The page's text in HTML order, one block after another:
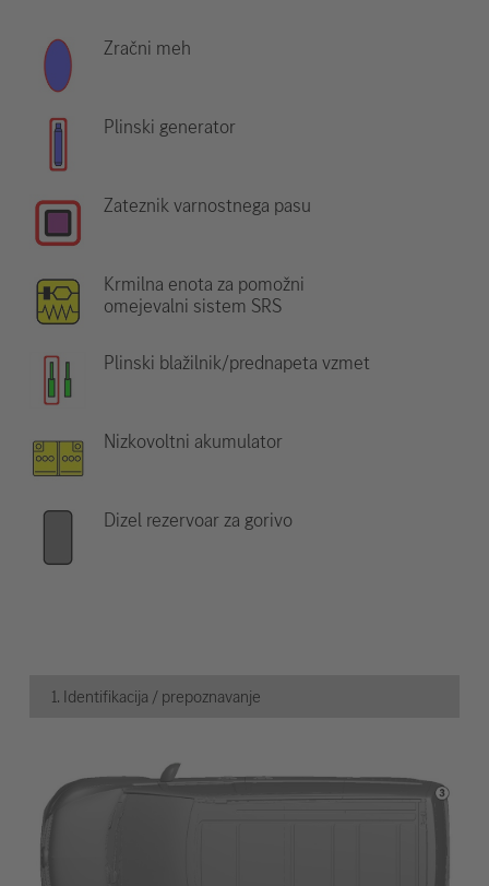
Zračni meh
Plinski generator
Zateznik varnostnega pasu
Krmilna enota za pomožni
omejevalni sistem SRS
Plinski blažilnik/prednapeta vzmet
Nizkovoltni akumulator
Dizel rezervoar za gorivo
1. Identifikacija / prepoznavanje